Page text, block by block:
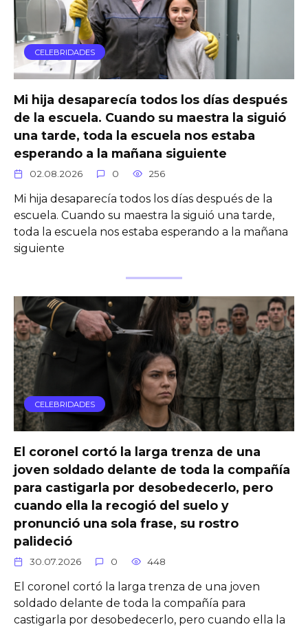
CELEBRIDADES
Mi hija desaparecía todos los días después
de la escuela. Cuando su maestra la siguió
una tarde, toda la escuela nos estaba
esperando a la mañana siguiente
02.08.2026 0 256
Mi hija desaparecía todos los días después de la
escuela. Cuando su maestra la siguió una tarde,
toda la escuela nos estaba esperando a la mañana
siguiente
CELEBRIDADES
El coronel cortó la larga trenza de una
joven soldado delante de toda la compañía
para castigarla por desobedecerlo, pero
cuando ella la recogió del suelo y
pronunció una sola frase, su rostro
palideció
30.07.2026 0 448
El coronel cortó la larga trenza de una joven
soldado delante de toda la compañía para
castigarla por desobedecerlo, pero cuando ella la